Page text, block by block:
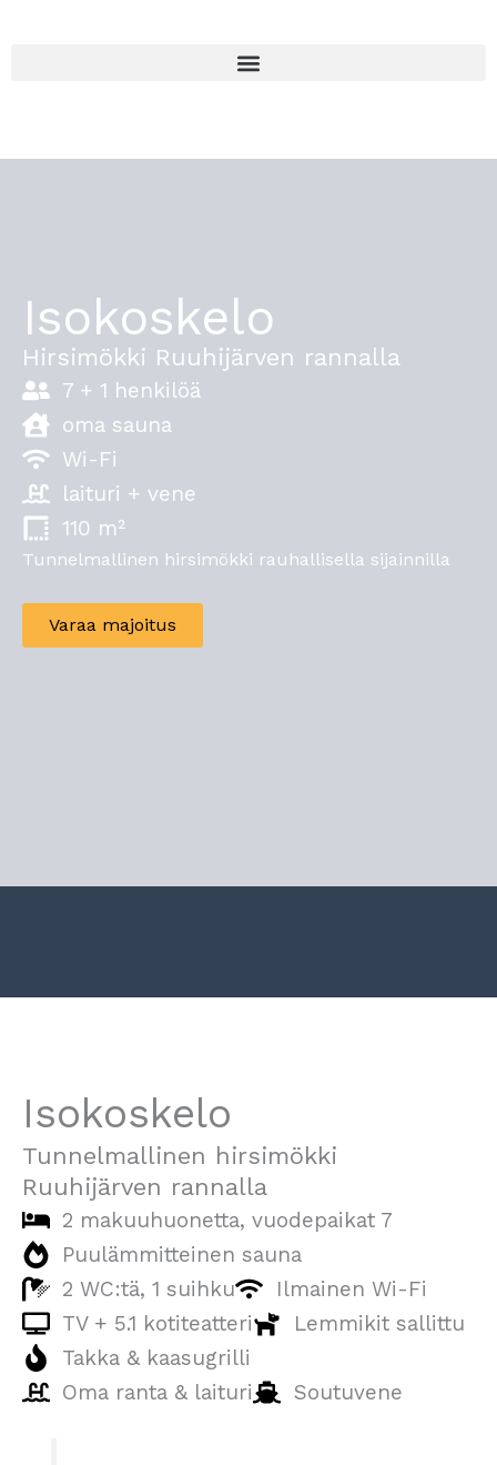
Isokoskelo
Hirsimökki Ruuhijärven rannalla
7 + 1 henkilöä
oma sauna
Wi-Fi
laituri + vene
110 m²
Tunnelmallinen hirsimökki rauhallisella sijainnilla
Varaa majoitus
Isokoskelo
Tunnelmallinen hirsimökki
Ruuhijärven rannalla
2 makuuhuonetta, vuodepaikat 7
Puulämmitteinen sauna
2 WC:tä, 1 suihku
Ilmainen Wi-Fi
TV + 5.1 kotiteatteri
Lemmikit sallittu
Takka & kaasugrilli
Oma ranta & laituri
Soutuvene